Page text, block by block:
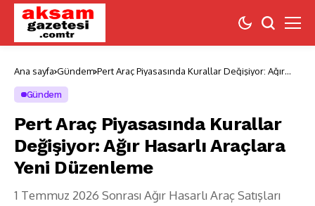
Ana sayfa Gündem Pert Araç Piyasasında Kurallar Değişiyor: Ağır
Gündem
Pert Araç Piyasasında Kurallar
Değişiyor: Ağır Hasarlı Araçlara
Yeni Düzenleme
1 Temmuz 2026 Sonrası Ağır Hasarlı Araç Satışları